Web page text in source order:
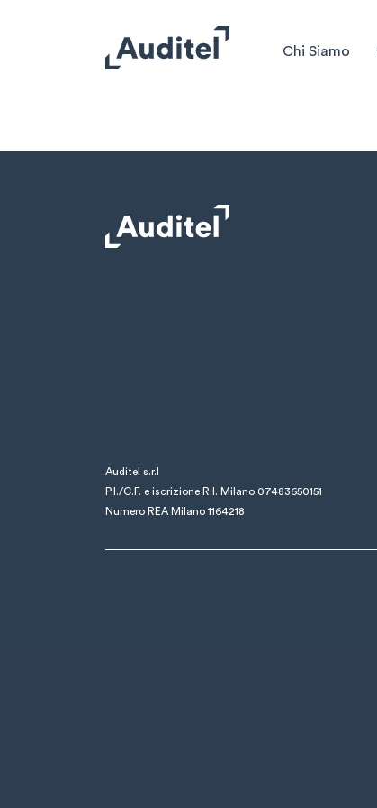
Chi Siamo
Auditel s.r.l
P.I./C.F. e iscrizione R.I. Milano 07483650151
Numero REA Milano 1164218